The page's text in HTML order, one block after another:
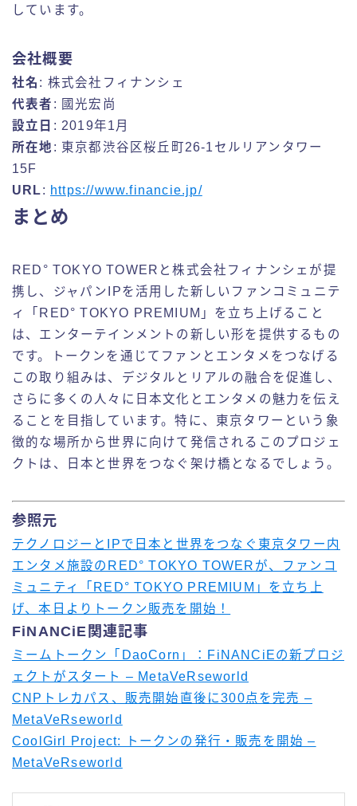
しています。
会社概要
社名 : 株式会社フィナンシェ
代表者 : 國光宏尚
設立日 : 2019年1月
所在地 : 東京都渋谷区桜丘町26-1セルリアンタワー
15F
URL: https://www.financie.jp/
まとめ
RED° TOKYO TOWERと株式会社フィナンシェが提
携し、ジャパンIPを活用した新しいファンコミュニテ
ィ「RED° TOKYO PREMIUM」を立ち上げること
は、エンターテインメントの新しい形を提供するもの
です。トークンを通じてファンとエンタメをつなげる
この取り組みは、デジタルとリアルの融合を促進し、
さらに多くの人々に日本文化とエンタメの魅力を伝え
ることを目指しています。特に、東京タワーという象
徴的な場所から世界に向けて発信されるこのプロジェ
クトは、日本と世界をつなぐ架け橋となるでしょう。
参照元
テクノロジーとIPで日本と世界をつなぐ東京タワー内
エンタメ施設のRED° TOKYO TOWERが、ファンコ
ミュニティ「RED° TOKYO PREMIUM」を立ち上
げ、本日よりトークン販売を開始！
FiNANCiE関連記事
ミームトークン「DaoCorn」：FiNANCiEの新プロジ
ェクトがスタート – MetaVeRseworld
CNPトレカパス、販売開始直後に300点を完売 –
MetaVeRseworld
CoolGirl Project: トークンの発行・販売を開始 –
MetaVeRseworld